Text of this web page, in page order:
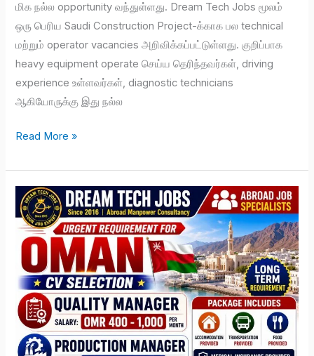
மிக நல்ல opportunity வந்துள்ளது. Dream Tech Jobs மூலம்
ஒரு பெரிய Saudi Construction Project-க்காக பல technical
மற்றும் operator vacancies அறிவிக்கப்பட்டுள்ளது. குறிப்பாக
heavy equipment operate செய்ய தெரிந்தவர்கள், driving
experience உள்ளவர்கள், diagnostic technicians
ஆகியோருக்கு இது நல்ல
Read More »
Oman
Quality
Manager
Production
Manager
jobs
2026